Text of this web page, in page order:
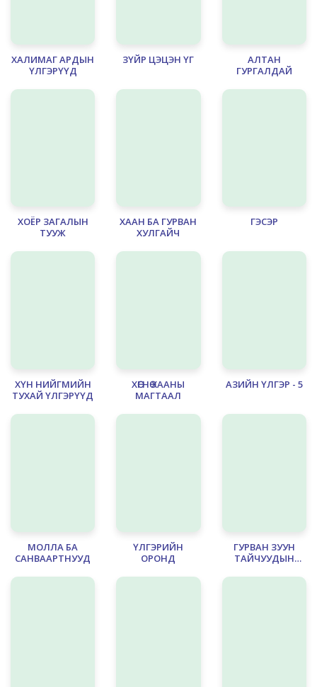
ХАЛИМАГ АРДЫН
ҮЛГЭРҮҮД
ЗҮЙР ЦЭЦЭН ҮГ
АЛТАН
ГУРГАЛДАЙ
ХОЁР ЗАГАЛЫН
ТУУЖ
ХААН БА ГУРВАН
ХУЛГАЙЧ
ГЭСЭР
ХҮН НИЙГМИЙН
ТУХАЙ ҮЛГЭРҮҮД
ХӨГНӨ ХААНЫ
МАГТААЛ
АЗИЙН ҮЛГЭР - 5
МОЛЛА БА
САНВААРТНУУД
ҮЛГЭРИЙН
ОРОНД
ГУРВАН ЗУУН
ТАЙЧУУДЫН